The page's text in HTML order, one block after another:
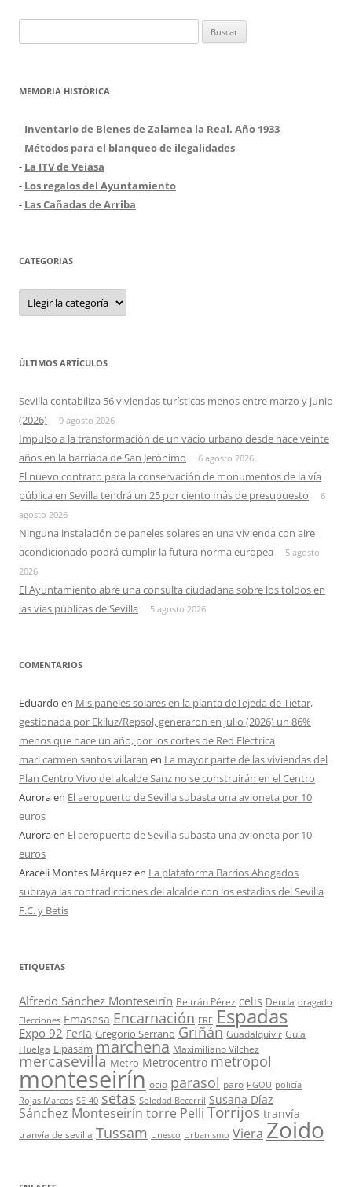
MEMORIA HISTÓRICA
- Inventario de Bienes de Zalamea la Real. Año 1933
- Métodos para el blanqueo de ilegalidades
- La ITV de Veiasa
- Los regalos del Ayuntamiento
- Las Cañadas de Arriba
CATEGORIAS
Categorias
ÚLTIMOS ARTÍCULOS
Sevilla contabiliza 56 viviendas turísticas menos entre marzo y junio
(2026)
9 agosto 2026
Impulso a la transformación de un vacío urbano desde hace veinte
años en la barriada de San Jerónimo
6 agosto 2026
El nuevo contrato para la conservación de monumentos de la vía
pública en Sevilla tendrá un 25 por ciento más de presupuesto
6
agosto 2026
Ninguna instalación de paneles solares en una vivienda con aire
acondicionado podrá cumplir la futura norma europea
5 agosto
2026
El Ayuntamiento abre una consulta ciudadana sobre los toldos en
las vías públicas de Sevilla
5 agosto 2026
COMENTARIOS
Eduardo en Mis paneles solares en la planta deTejeda de Tiétar,
gestionada por Ekiluz/Repsol, generaron en julio (2026) un 86%
menos que hace un año, por los cortes de Red Eléctrica
mari carmen santos villaran en La mayor parte de las viviendas del
Plan Centro Vivo del alcalde Sanz no se construirán en el Centro
Auroraen El aeropuerto de Sevilla subasta una avioneta por 10
euros
Auroraen El aeropuerto de Sevilla subasta una avioneta por 10
euros
Araceli Montes Márquezen La plataforma Barrios Ahogados
subraya las contradicciones del alcalde con los estadios del Sevilla
F.C. y Betis
ETIQUETAS
Alfredo Sánchez Monteseirín Beltrán Pérez celis Deuda dragado
Elecciones Emasesa Encarnación ERE Espadas
Expo 92 Feria Gregorio Serrano Griñán Guadalquivir Guía
Huelga Lipasam marchena Maximiliano Vílchez
mercasevilla Metro Metrocentro metropol
monteseirín ocio parasol paro PGOU policía
Rojas Marcos SE-40 setas Soledad Becerril Susana Díaz
Sánchez Monteseirín torre Pelli Torrijos tranvía
tranvía de sevilla Tussam Unesco Urbanismo Viera Zoido